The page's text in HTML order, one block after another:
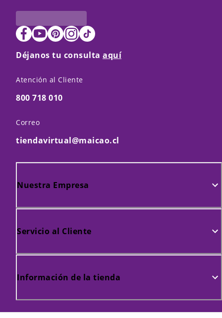
Déjanos tu consulta aquí
Atención al Cliente
800 718 010
Correo
tiendavirtual@maicao.cl
Nuestra Empresa
Servicio al Cliente
Información de la tienda